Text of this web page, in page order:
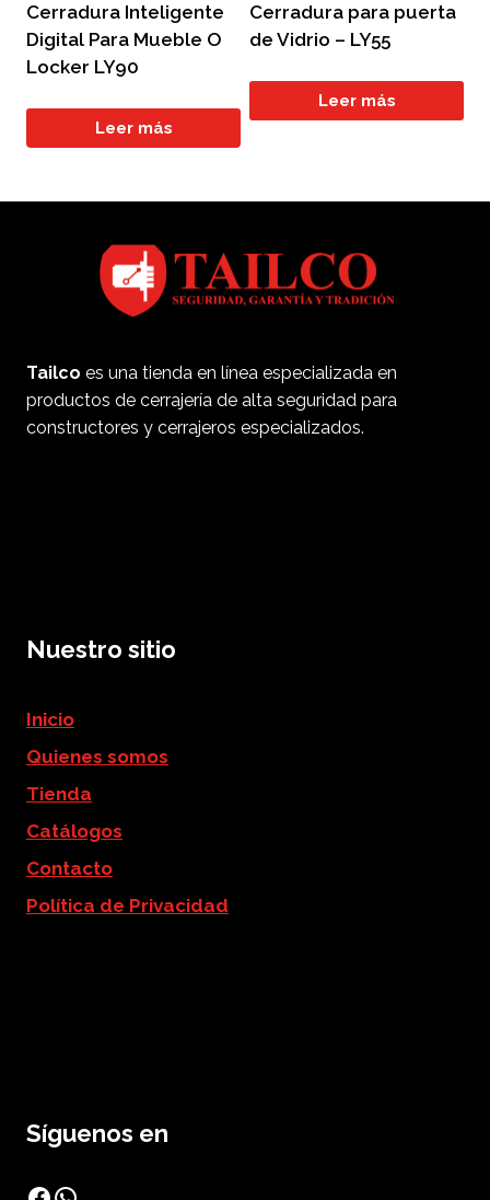
Cerradura Inteligente
Digital Para Mueble O
Locker LY90
Leer más
Cerradura para puerta
de Vidrio – LY55
Leer más
Tailco es una tienda en línea especializada en
productos de cerrajería de alta seguridad para
constructores y cerrajeros especializados.
Nuestro sitio
Inicio
Quienes somos
Tienda
Catálogos
Contacto
Política de Privacidad
Síguenos en